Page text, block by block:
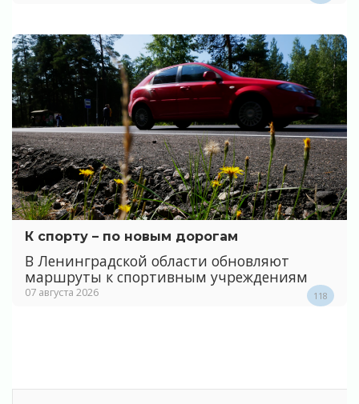
К спорту – по новым дорогам
В Ленинградской области обновляют
маршруты к спортивным учреждениям
07 августа 2026 118